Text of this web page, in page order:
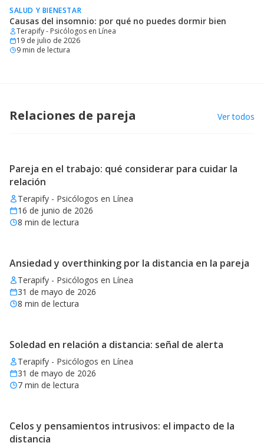
SALUD Y BIENESTAR
Causas del insomnio: por qué no puedes dormir bien
Terapify - Psicólogos en Línea
19 de julio de 2026
9 min de lectura
Relaciones de pareja Ver todos
Pareja en el trabajo: qué considerar para cuidar la
relación
Terapify - Psicólogos en Línea
16 de junio de 2026
8 min de lectura
Ansiedad y overthinking por la distancia en la pareja
Terapify - Psicólogos en Línea
31 de mayo de 2026
8 min de lectura
Soledad en relación a distancia: señal de alerta
Terapify - Psicólogos en Línea
31 de mayo de 2026
7 min de lectura
Celos y pensamientos intrusivos: el impacto de la
distancia